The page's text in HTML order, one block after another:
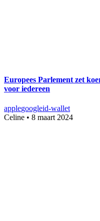
Europees Parlement zet
voor iedereen
applegoogleid-wallet
Celine • 8 maart 2024